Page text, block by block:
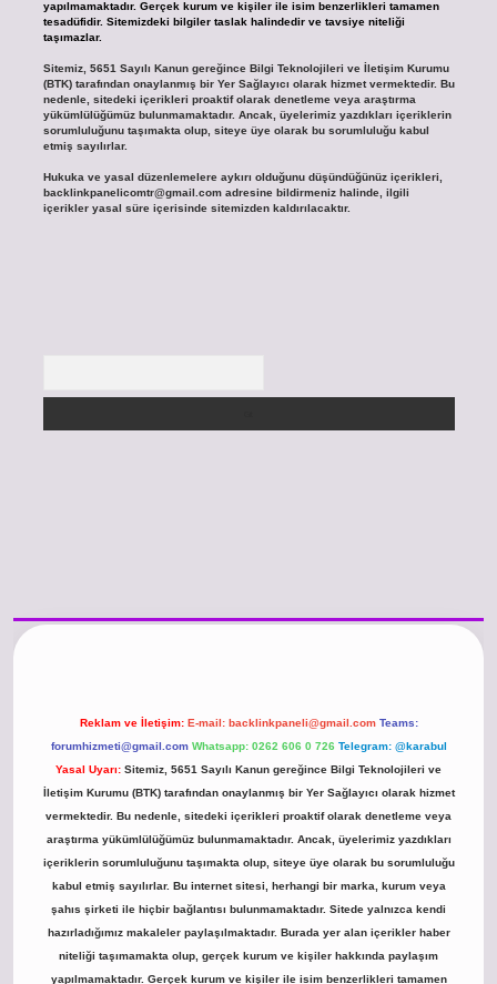
yapılmamaktadır. Gerçek kurum ve kişiler ile isim benzerlikleri tamamen
tesadüfidir. Sitemizdeki bilgiler taslak halindedir ve tavsiye niteliği
taşımazlar.
Sitemiz, 5651 Sayılı Kanun gereğince Bilgi Teknolojileri ve İletişim Kurumu
(BTK) tarafından onaylanmış bir Yer Sağlayıcı olarak hizmet vermektedir. Bu
nedenle, sitedeki içerikleri proaktif olarak denetleme veya araştırma
yükümlülüğümüz bulunmamaktadır. Ancak, üyelerimiz yazdıkları içeriklerin
sorumluluğunu taşımakta olup, siteye üye olarak bu sorumluluğu kabul
etmiş sayılırlar.
Hukuka ve yasal düzenlemelere aykırı olduğunu düşündüğünüz içerikleri,
backlinkpanelicomtr@gmail.comadresine bildirmeniz halinde, ilgili
içerikler yasal süre içerisinde sitemizden kaldırılacaktır.
Reklam ve İletişim: E-mail: backlinkpaneli@gmail.com Teams:
forumhizmeti@gmail.com Whatsapp: 0262 606 0 726 Telegram: @karabul
Yasal Uyarı: Sitemiz, 5651 Sayılı Kanun gereğince Bilgi Teknolojileri ve
İletişim Kurumu (BTK) tarafından onaylanmış bir Yer Sağlayıcı olarak hizmet
vermektedir. Bu nedenle, sitedeki içerikleri proaktif olarak denetleme veya
araştırma yükümlülüğümüz bulunmamaktadır. Ancak, üyelerimiz yazdıkları
içeriklerin sorumluluğunu taşımakta olup, siteye üye olarak bu sorumluluğu
kabul etmiş sayılırlar. Bu internet sitesi, herhangi bir marka, kurum veya
şahıs şirketi ile hiçbir bağlantısı bulunmamaktadır. Sitede yalnızca kendi
hazırladığımız makaleler paylaşılmaktadır. Burada yer alan içerikler haber
niteliği taşımamakta olup, gerçek kurum ve kişiler hakkında paylaşım
yapılmamaktadır. Gerçek kurum ve kişiler ile isim benzerlikleri tamamen